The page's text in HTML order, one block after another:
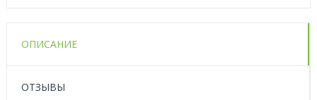
ОПИСАНИЕ
ОТЗЫВЫ